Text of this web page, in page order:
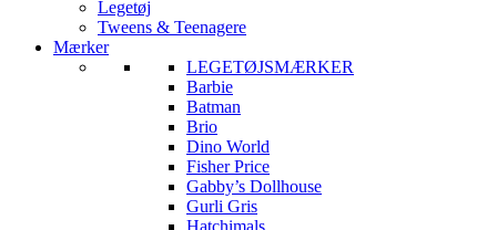
Legetøj
Tweens & Teenagere
Mærker
LEGETØJSMÆRKER
Barbie
Batman
Brio
Dino World
Fisher Price
Gabby’s Dollhouse
Gurli Gris
Hatchimals